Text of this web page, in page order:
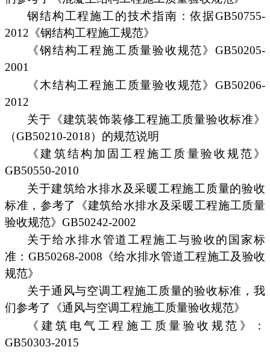
钢结构工程施工的技术指南：依据GB50755-
2012《钢结构工程施工规范》
《钢结构工程施工质量验收规范》GB50205-
2001
《木结构工程施工质量验收规范》GB50206-
2012
关于《建筑装饰装修工程施工质量验收标准》
（GB50210-2018）的规范说明
《建筑结构加固工程施工质量验收规范》
GB50550-2010
关于建筑给水排水及采暖工程施工质量的验收
标准，参考了《建筑给水排水及采暖工程施工质量
验收规范》GB50242-2002
关于给水排水管道工程施工与验收的国家标
准：GB50268-2008《给水排水管道工程施工及验收
规范》
关于通风与空调工程施工质量的验收标准，我
们参考了《通风与空调工程施工质量验收规范》
《建筑电气工程施工质量验收规范》：
GB50303-2015